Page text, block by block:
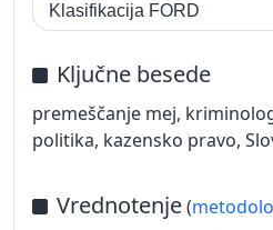
Klasifikacija FORD
Ključne besede
premeščanje mej,
politika, kazensko pravo,
Vrednotenje(